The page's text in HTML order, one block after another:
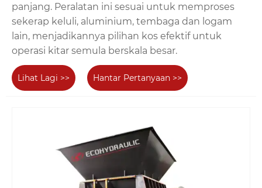
panjang. Peralatan ini sesuai untuk memproses
sekerap keluli, aluminium, tembaga dan logam
lain, menjadikannya pilihan kos efektif untuk
operasi kitar semula berskala besar.
Lihat Lagi >> Hantar Pertanyaan >>